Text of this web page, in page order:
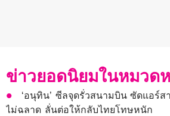
ข่าวยอดนิยมในหมวด
‘อนุทิน’ ซีลจุดรั่วสนามบิน ซัดแอร์ส
ไม่ฉลาด ลั่นต่อให้กลับไทยโทษหนัก